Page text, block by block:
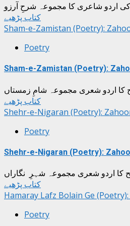
کی اردو شاعری کا مجموعہ شرحِ آرزو
کتاب پڑھیے
Sham-e-Zamistan (Poetry):
Poetry
Sham-e-Zamistan (Poetry):
کا اردو شعری مجموعہ شامِ زمستاں
کتاب پڑھیے
Shehr-e-Nigaran (Poetry):
Poetry
Shehr-e-Nigaran (Poetry):
کا اردو شعری مجموعہ شہرِ نگاراں
کتاب پڑھیے
Hamaray Lafz Bolain Ge
Poetry